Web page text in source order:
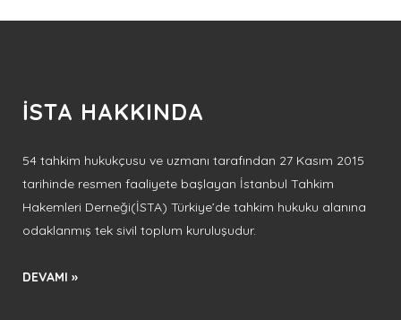
İSTA HAKKINDA
54 tahkim hukukçusu ve uzmanı tarafından 27 Kasım 2015
tarihinde resmen faaliyete başlayan İstanbul Tahkim
Hakemleri Derneği(İSTA) Türkiye’de tahkim hukuku alanına
odaklanmış tek sivil toplum kuruluşudur.
DEVAMI »